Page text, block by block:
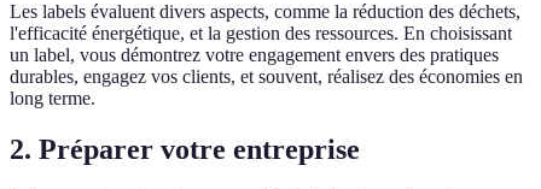
Les labels évaluent divers aspects, comme la réduction des déchets,
l'efficacité énergétique, et la gestion des ressources. En choisissant
un label, vous démontrez votre engagement envers des pratiques
durables, engagez vos clients, et souvent, réalisez des économies en
long terme.
2. Préparer votre entreprise